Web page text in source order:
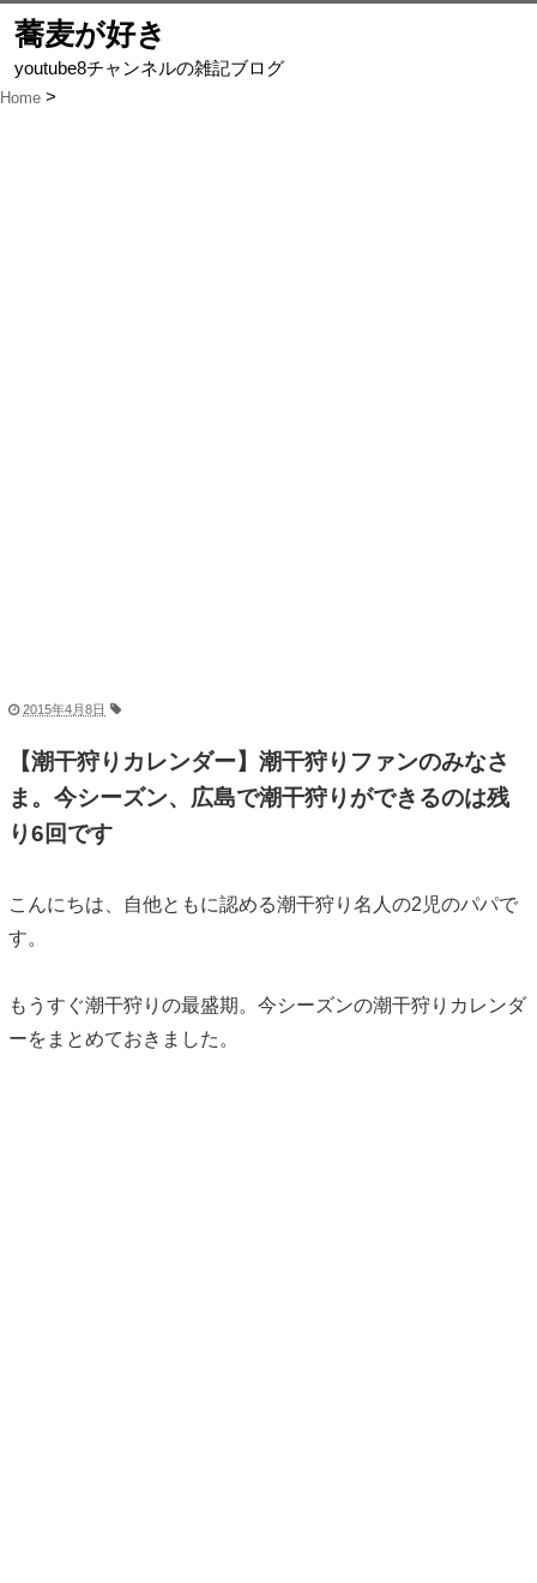
蕎麦が好き
youtube8チャンネルの雑記ブログ
Home
2015年4月8日
【潮干狩りカレンダー】潮干狩りファンのみなさ
ま。今シーズン、広島で潮干狩りができるのは残
り6回です
こんにちは、自他ともに認める潮干狩り名人の2児のパパで
す。
もうすぐ潮干狩りの最盛期。今シーズンの潮干狩りカレンダ
ーをまとめておきました。